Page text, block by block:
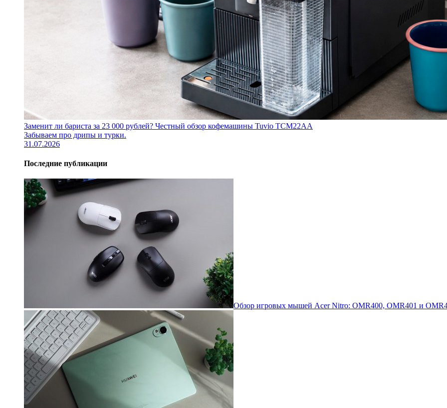
Заменит ли бариста за 23 000 рублей? Честный обзор кофемашины Tuvio TCM22AA
Забываем про дрипы и турки.
31.07.2026
Последние публикации
Обзор игровых мышей Acer Nitro: OMR400, OMR401 и